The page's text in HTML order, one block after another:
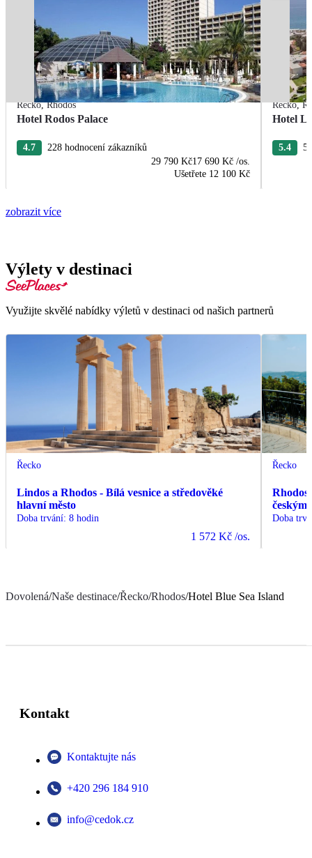
Řecko,Rhodos
Hotel Rodos Palace
4.7
228 hodnocení zákazníků
29 790 Kč17 690 Kč /os.
Ušetřete 12 100 Kč
Řecko,
Hotel
5.4
zobrazit více
Výlety v destinaci
Využijte skvělé nabídky výletů v destinaci od našich partnerů
Řecko
Lindos a Rhodos - Bílá vesnice a středověké
hlavní město
Doba trvání: 8 hodin
1 572 Kč /os.
Řecko
Rhodos
českým
Doba
Dovolená/Naše destinace/Řecko/Rhodos/Hotel Blue Sea Island
Kontakt
Kontaktujte nás
+420 296 184 910
info@cedok.cz